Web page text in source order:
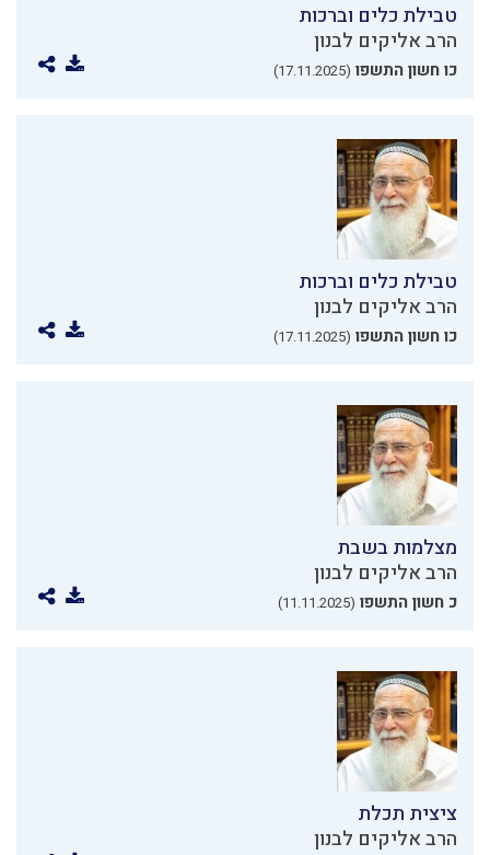
טבילת כלים וברכות
הרב אליקים לבנון
כו חשון התשפו (17.11.2025)
טבילת כלים וברכות
הרב אליקים לבנון
כו חשון התשפו (17.11.2025)
מצלמות בשבת
הרב אליקים לבנון
כ חשון התשפו (11.11.2025)
ציצית תכלת
הרב אליקים לבנון